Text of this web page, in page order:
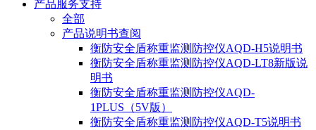
产品服务支持
全部
产品说明书查阅
衡防安全盾称重监测防控仪AQD-H5说明书
衡防安全盾称重监测防控仪AQD-LT8新版说
明书
衡防安全盾称重监测防控仪AQD-
1PLUS（5V版）
衡防安全盾称重监测防控仪AQD-T5说明书